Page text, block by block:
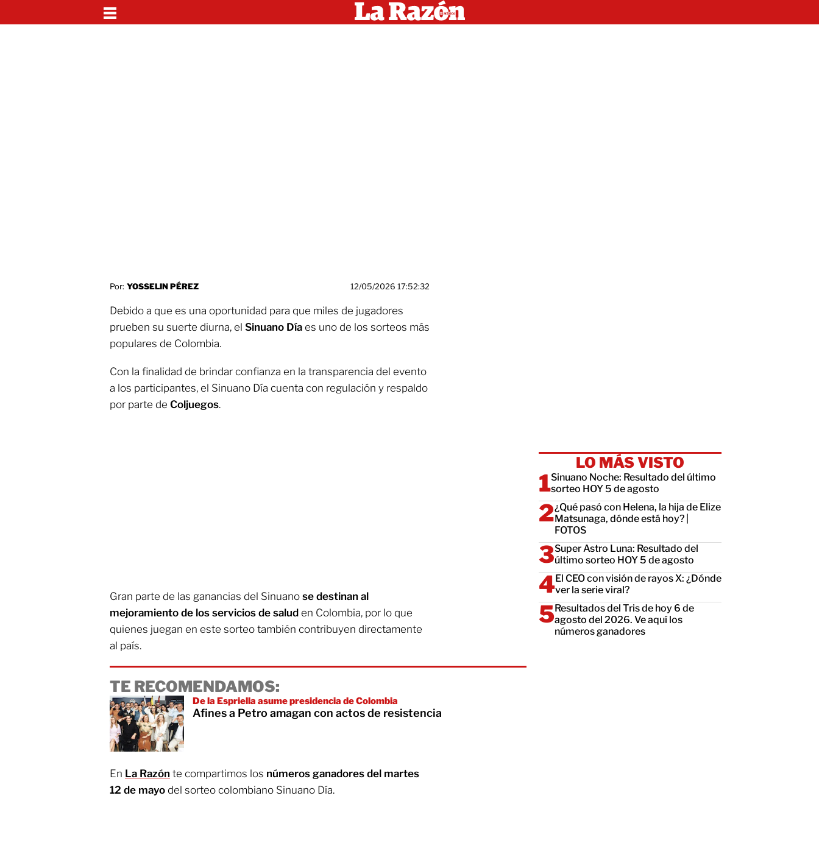
Por: YOSSELIN PÉREZ 12/05/2026 17:52:32
Debido a que es una oportunidad para que miles de jugadores
prueben su suerte diurna, el Sinuano Día es uno de los sorteos más
populares de Colombia.
Con la finalidad de brindar confianza en la transparencia del evento
a los participantes, el Sinuano Día cuenta con regulación y respaldo
por parte de Coljuegos.
Gran parte de las ganancias del Sinuano se destinan al
mejoramiento de los servicios de salud en Colombia, por lo que
quienes juegan en este sorteo también contribuyen directamente
al país.
TE RECOMENDAMOS:
De la Espriella asume presidencia de Colombia
Afines a Petro amagan con actos de resistencia
En La Razón te compartimos los números ganadores del martes
12 de mayo del sorteo colombiano Sinuano Día.
LO MÁS VISTO
Sinuano Noche: Resultado del último
sorteo HOY 5 de agosto
¿Qué pasó con Helena, la hija de Elize
Matsunaga, dónde está hoy? |
FOTOS
Super Astro Luna: Resultado del
último sorteo HOY 5 de agosto
El CEO con visión de rayos X: ¿Dónde
ver la serie viral?
Resultados del Tris de hoy 6 de
agosto del 2026. Ve aquí los
números ganadores